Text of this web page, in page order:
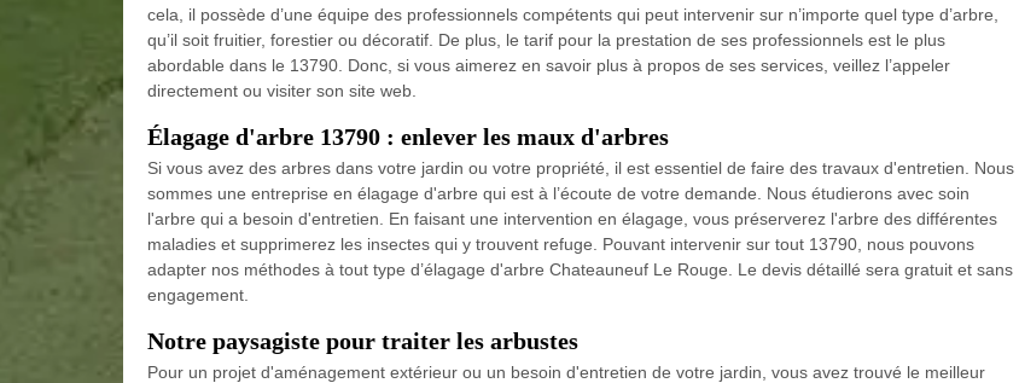
cela, il possède d’une équipe des professionnels compétents qui peut intervenir sur n’importe quel type d’arbre,
qu’il soit fruitier, forestier ou décoratif. De plus, le tarif pour la prestation de ses professionnels est le plus
abordable dans le 13790. Donc, si vous aimerez en savoir plus à propos de ses services, veillez l’appeler
directement ou visiter son site web.
Élagage d'arbre 13790 : enlever les maux d'arbres
Si vous avez des arbres dans votre jardin ou votre propriété, il est essentiel de faire des travaux d'entretien. Nous
sommes une entreprise en élagage d'arbre qui est à l’écoute de votre demande. Nous étudierons avec soin
l'arbre qui a besoin d'entretien. En faisant une intervention en élagage, vous préserverez l'arbre des différentes
maladies et supprimerez les insectes qui y trouvent refuge. Pouvant intervenir sur tout 13790, nous pouvons
adapter nos méthodes à tout type d’élagage d'arbre Chateauneuf Le Rouge. Le devis détaillé sera gratuit et sans
engagement.
Notre paysagiste pour traiter les arbustes
Pour un projet d'aménagement extérieur ou un besoin d'entretien de votre jardin, vous avez trouvé le meilleur